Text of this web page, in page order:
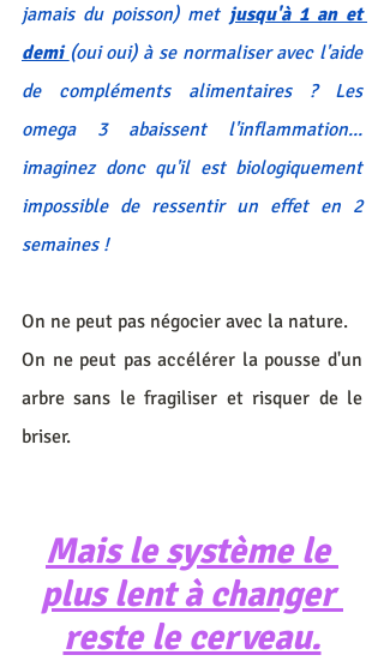
jamais du poisson) met jusqu'à 1 an et
demi (oui oui) à se normaliser avec l'aide
de compléments alimentaires ? Les
omega 3 abaissent l'inflammation...
imaginez donc qu'il est biologiquement
impossible de ressentir un effet en 2
semaines !
On ne peut pas négocier avec la nature.
On ne peut pas accélérer la pousse d'un
arbre sans le fragiliser et risquer de le
briser.
Mais le système le
plus lent à changer
reste le cerveau.